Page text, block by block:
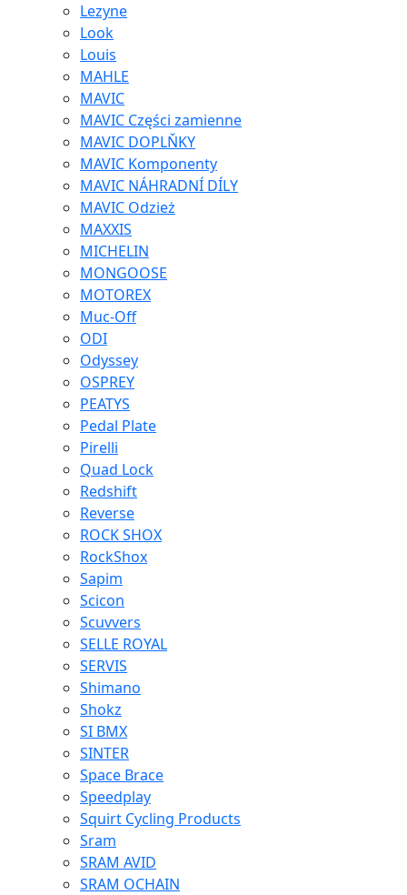
Lezyne
Look
Louis
MAHLE
MAVIC
MAVIC Części zamienne
MAVIC DOPLŇKY
MAVIC Komponenty
MAVIC NÁHRADNÍ DÍLY
MAVIC Odzież
MAXXIS
MICHELIN
MONGOOSE
MOTOREX
Muc-Off
ODI
Odyssey
OSPREY
PEATYS
Pedal Plate
Pirelli
Quad Lock
Redshift
Reverse
ROCK SHOX
RockShox
Sapim
Scicon
Scuvvers
SELLE ROYAL
SERVIS
Shimano
Shokz
SI BMX
SINTER
Space Brace
Speedplay
Squirt Cycling Products
Sram
SRAM AVID
SRAM OCHAIN